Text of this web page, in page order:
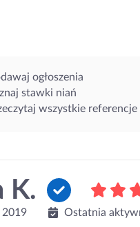
ogłoszenia
stawki niań
wszystkie referencje
K.
2019
Ostatnia